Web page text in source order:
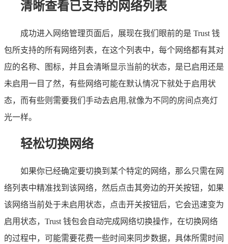
清晰查看已支持的网络列表
成功进入网络管理页面后，展现在我们眼前的是 Trust 钱
包所支持的所有网络列表，在这个列表中，每个网络都有其对
应的名称、图标，并且会清晰显示当前的状态，是已启用还是
未启用一目了然，有些网络可能在默认情况下就处于启用状
态，而有些则需要我们手动去启用,就像为不同的房间点亮灯
光一样。
轻松切换网络
如果你已经确定要切换到某个特定的网络，那么只需在网
络列表中精准找到该网络，然后点击其旁边的开关按钮，如果
该网络当前处于未启用状态，点击开关按钮后，它会迅速变为
启用状态，Trust 钱包会自动完成网络切换操作，在切换网络
的过程中，可能需要花费一些时间来同步数据，具体所需时间